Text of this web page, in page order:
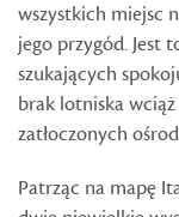
wszystkich miejsc
jego przygód. Jest
szukających
brak lotniska
zatłoczonych
Patrząc na mapę